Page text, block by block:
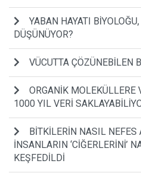
YABAN HAYATI
DÜŞÜNÜYOR?
VÜCUTTA ÇÖZÜNEBİLEN
ORGANİK MOLEKÜLLERE
1000 YIL VERİ
BİTKİLERİN NASIL
İNSANLARIN ‘CİĞERLERİNİ’
KEŞFEDİLDİ